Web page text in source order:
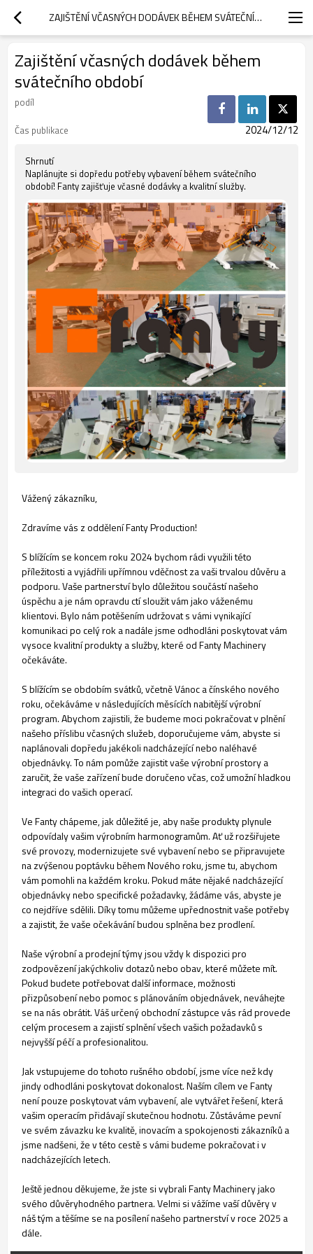
ZAJIŠTĚNÍ VČASNÝCH DODÁVEK BĚHEM SVÁTEČNÍHO OBDOBÍ
Zajištění včasných dodávek během
svátečního období
podíl
Čas publikace
2024/12/12
Shrnutí
Naplánujte si dopředu potřeby vybavení během svátečního
období! Fanty zajišťuje včasné dodávky a kvalitní služby.
Vážený zákazníku,
Zdravíme vás z oddělení Fanty Production!
S blížícím se koncem roku 2024 bychom rádi využili této
příležitosti a vyjádřili upřímnou vděčnost za vaši trvalou důvěru a
podporu. Vaše partnerství bylo důležitou součástí našeho
úspěchu a je nám opravdu ctí sloužit vám jako váženému
klientovi. Bylo nám potěšením udržovat s vámi vynikající
komunikaci po celý rok a nadále jsme odhodláni poskytovat vám
vysoce kvalitní produkty a služby, které od Fanty Machinery
očekáváte.
S blížícím se obdobím svátků, včetně Vánoc a čínského nového
roku, očekáváme v následujících měsících nabitější výrobní
program. Abychom zajistili, že budeme moci pokračovat v plnění
našeho příslibu včasných služeb, doporučujeme vám, abyste si
naplánovali dopředu jakékoli nadcházející nebo naléhavé
objednávky. To nám pomůže zajistit vaše výrobní prostory a
zaručit, že vaše zařízení bude doručeno včas, což umožní hladkou
integraci do vašich operací.
Ve Fanty chápeme, jak důležité je, aby naše produkty plynule
odpovídaly vašim výrobním harmonogramům. Ať už rozšiřujete
své provozy, modernizujete své vybavení nebo se připravujete
na zvýšenou poptávku během Nového roku, jsme tu, abychom
vám pomohli na každém kroku. Pokud máte nějaké nadcházející
objednávky nebo specifické požadavky, žádáme vás, abyste je
co nejdříve sdělili. Díky tomu můžeme upřednostnit vaše potřeby
a zajistit, že vaše očekávání budou splněna bez prodlení.
Naše výrobní a prodejní týmy jsou vždy k dispozici pro
zodpovězení jakýchkoliv dotazů nebo obav, které můžete mít.
Pokud budete potřebovat další informace, možnosti
přizpůsobení nebo pomoc s plánováním objednávek, neváhejte
se na nás obrátit. Váš určený obchodní zástupce vás rád provede
celým procesem a zajistí splnění všech vašich požadavků s
nejvyšší péčí a profesionalitou.
Jak vstupujeme do tohoto rušného období, jsme více než kdy
jindy odhodláni poskytovat dokonalost. Naším cílem ve Fanty
není pouze poskytovat vám vybavení, ale vytvářet řešení, která
vašim operacím přidávají skutečnou hodnotu. Zůstáváme pevní
ve svém závazku ke kvalitě, inovacím a spokojenosti zákazníků a
jsme nadšeni, že v této cestě s vámi budeme pokračovat i v
nadcházejících letech.
Ještě jednou děkujeme, že jste si vybrali Fanty Machinery jako
svého důvěryhodného partnera. Velmi si vážíme vaší důvěry v
náš tým a těšíme se na posílení našeho partnerství v roce 2025 a
dále.